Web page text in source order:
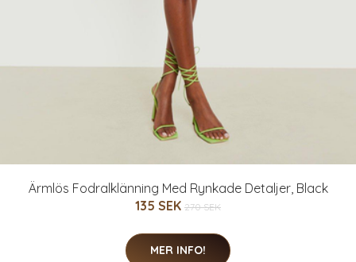
Ärmlös Fodralklänning Med Rynkade Detaljer, Black
135 SEK 270 SEK
MER INFO!